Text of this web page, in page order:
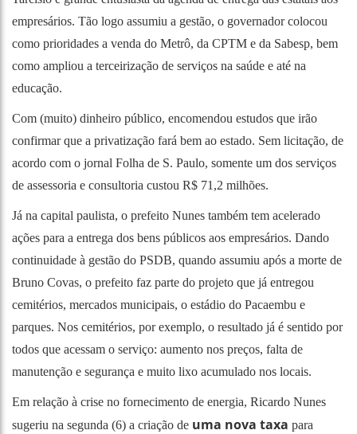
empresários. Tão logo assumiu a gestão, o governador colocou
como prioridades a venda do Metrô, da CPTM e da Sabesp, bem
como ampliou a terceirização de serviços na saúde e até na
educação.
Com (muito) dinheiro público, encomendou estudos que irão
confirmar que a privatização fará bem ao estado. Sem licitação, de
acordo com o jornal Folha de S. Paulo, somente um dos serviços
de assessoria e consultoria custou R$ 71,2 milhões.
Já na capital paulista, o prefeito Nunes também tem acelerado
ações para a entrega dos bens públicos aos empresários. Dando
continuidade à gestão do PSDB, quando assumiu após a morte de
Bruno Covas, o prefeito faz parte do projeto que já entregou
cemitérios, mercados municipais, o estádio do Pacaembu e
parques. Nos cemitérios, por exemplo, o resultado já é sentido por
todos que acessam o serviço: aumento nos preços, falta de
manutenção e segurança e muito lixo acumulado nos locais.
Em relação à crise no fornecimento de energia, Ricardo Nunes
sugeriu na segunda (6) a criação de uma nova taxa para